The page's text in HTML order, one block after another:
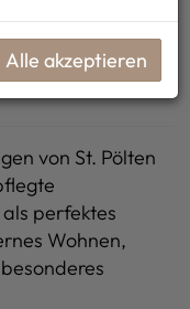
Rundgang
von St. Pölten
als perfektes
Wohnen,
Alle akzeptieren